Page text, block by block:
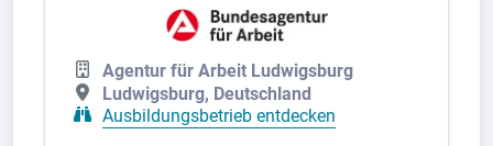
Agentur für Arbeit Ludwigsburg
Ludwigsburg, Deutschland
Ausbildungsbetrieb entdecken